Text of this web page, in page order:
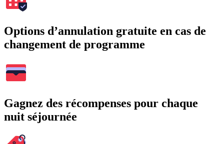
Options d’annulation gratuite en cas de
changement de programme
Gagnez des récompenses pour chaque
nuit séjournée